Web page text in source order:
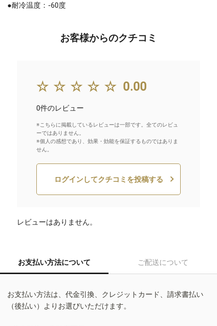
●耐冷温度：-60度
お客様からのクチコミ
☆☆☆☆☆ 0.00
0件のレビュー
※こちらに掲載しているレビューは一部です。全てのレビュ
ーではありません。
※個人の感想であり、効果・効能を保証するものではありま
せん。
ログインしてクチコミを投稿する
レビューはありません。
お支払い方法について ご配送について
お支払い方法は、代金引換、クレジットカード、請求書払い
（後払い）よりお選びいただけます。